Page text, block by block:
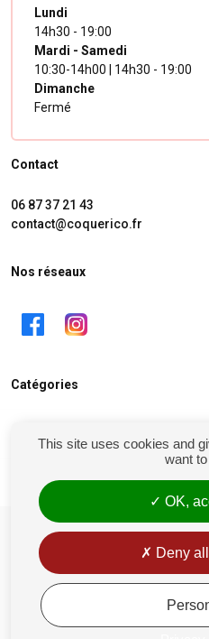
Lundi
14h30 - 19:00
Mardi - Samedi
10:30-14h00 | 14h30 - 19:00
Dimanche
Fermé
Contact
06 87 37 21 43
contact@coquerico.fr
Nos réseaux
Catégories
Mon compte
siret : 81238106900028
Conditions générales de vente
Rétractation
Mentions légales
Politique de confidentialité
This site uses cookies and
want
OK,
Deny